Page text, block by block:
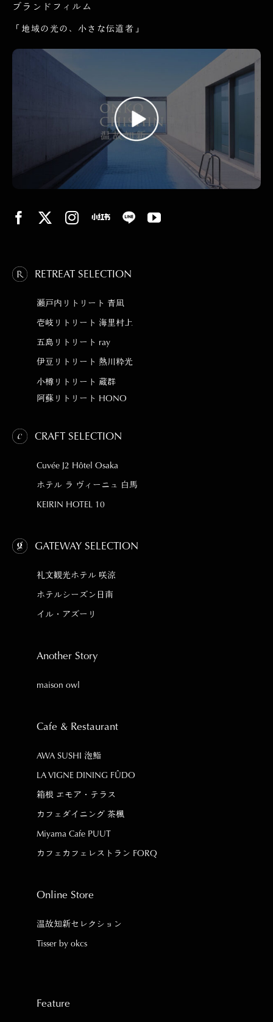
ブランドフィルム
「地域の光の、小さな伝道者」
RETREAT SELECTION
瀬戸内リトリート 青凪
壱岐リトリート 海里村上
五島リトリート ray
伊豆リトリート 熱川粋光
小樽リトリート 蔵群
阿蘇リトリート HONO
CRAFT SELECTION
Cuvée J2 Hôtel Osaka
ホテル ラ ヴィーニュ 白馬
KEIRIN HOTEL 10
GATEWAY SELECTION
礼文観光ホテル 咲涼
ホテルシーズン日南
イル・アズーリ
Another Story
maison owl
Cafe & Restaurant
AWA SUSHI 泡鮨
LA VIGNE DINING FÛDO
箱根 エモア・テラス
カフェダイニング 茶楓
Miyama Cafe PUUT
カフェカフェレストラン FORQ
Online Store
温故知新セレクション
Tisser by okcs
Feature